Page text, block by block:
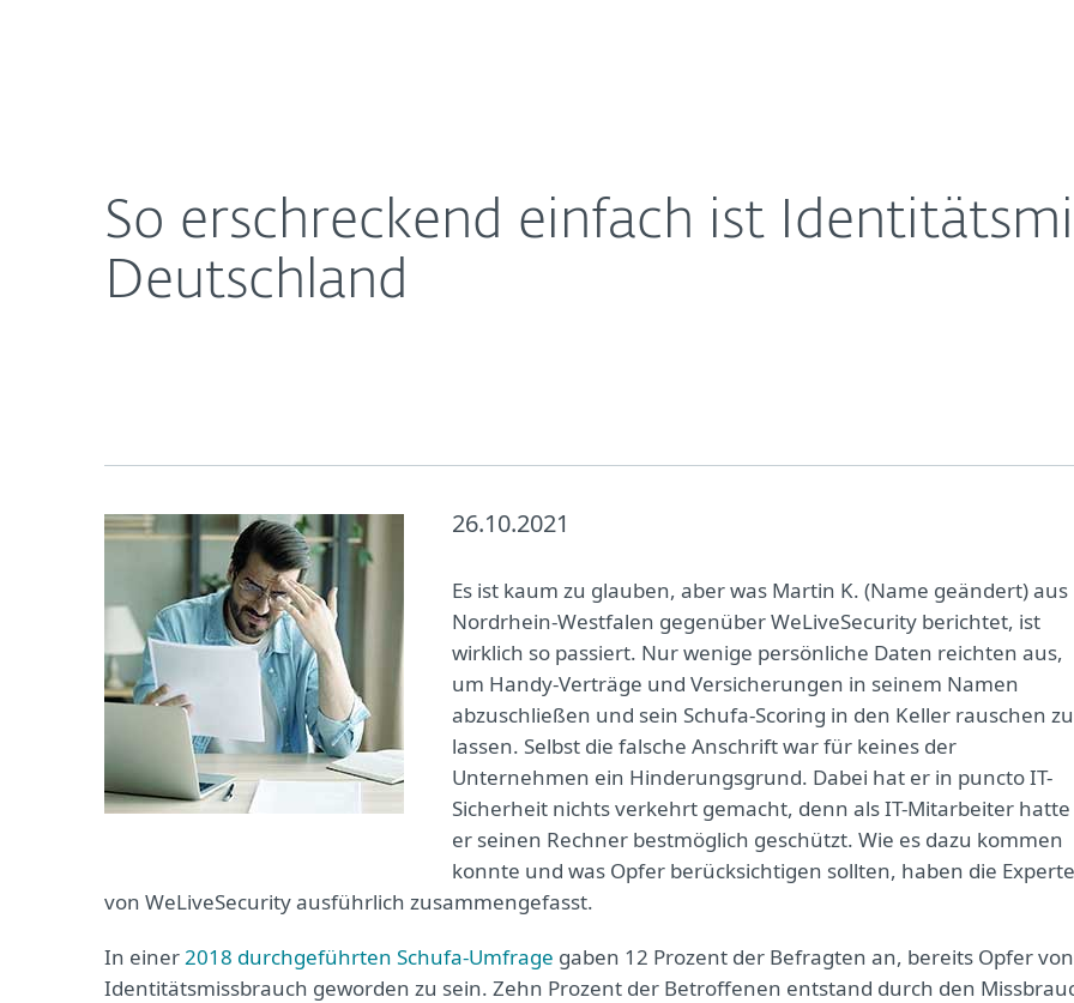
So erschreckend einfach ist
Deutschland
26.10.2021
Es ist kaum zu glauben, aber was Martin K. (Name geändert) aus
Nordrhein-Westfalen gegenüber WeLiveSecurity berichtet, ist
wirklich so passiert. Nur wenige persönliche Daten reichten aus,
um Handy-Verträge und Versicherungen in seinem Namen
abzuschließen und sein Schufa-Scoring in den Keller rauschen zu
lassen. Selbst die falsche Anschrift war für keines der
Unternehmen ein Hinderungsgrund. Dabei hat er in puncto IT-
Sicherheit nichts verkehrt gemacht, denn als IT-Mitarbeiter hatte
er seinen Rechner bestmöglich geschützt. Wie es dazu kommen
konnte und was Opfer berücksichtigen sollten, haben die
von WeLiveSecurity ausführlich zusammengefasst.
In einer2018 durchgeführten Schufa-Umfrage gaben 12 Prozent der Befragten an, bereits Opfer von
Identitätsmissbrauch geworden zu sein. Zehn Prozent der Betroffenen entstand durch den